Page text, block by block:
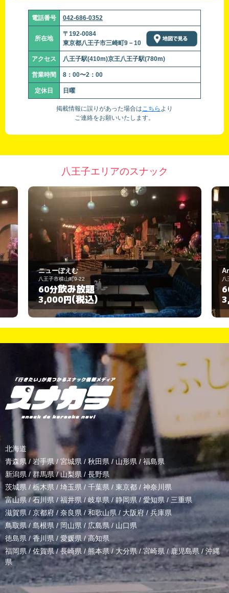
電話番号 042-686-0352
所在地
〒192-0084
東京都八王子市三崎町9－10
アクセス 八王子駅(410m)京王八王子駅(780m)
営業時間 8：00〜2：00
定休日 日曜
掲載情報に誤りがあった場合はこちら より
ご連絡をお願いいたします。
八王子エリアのスナック
Ange
60分飲み放題
3,000円(税込)
北海道
青森県 / 岩手県/ 宮城県 / 秋田県 / 山形県/ 福島県
新潟県 /群馬県/山梨県 / 長野県
茨城県 / 栃木県 / 埼玉県 / 千葉県 / 東京都 / 神奈川県
富山県 /石川県/福井県/岐阜県 / 静岡県 / 愛知県 / 三重県
滋賀県 / 京都府 / 奈良県 / 和歌山県/ 大阪府 /兵庫県
鳥取県/ 島根県 /岡山県/ 広島県 / 山口県
徳島県 /香川県 / 愛媛県/高知県
福岡県/佐賀県/長崎県 /熊本県/ 大分県/宮崎県 /鹿児島県 / 沖縄
県